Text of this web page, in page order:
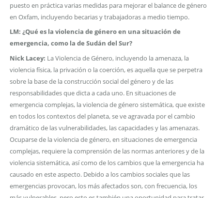
puesto en práctica varias medidas para mejorar el balance de género
en Oxfam, incluyendo becarias y trabajadoras a medio tiempo.
LM: ¿Qué es la violencia de género en una situación de
emergencia, como la de Sudán del Sur?
Nick Lacey: La Violencia de Género, incluyendo la amenaza, la
violencia física, la privación o la coerción, es aquella que se perpetra
sobre la base de la construcción social del género y de las
responsabilidades que dicta a cada uno. En situaciones de
emergencia complejas, la violencia de género sistemática, que existe
en todos los contextos del planeta, se ve agravada por el cambio
dramático de las vulnerabilidades, las capacidades y las amenazas.
Ocuparse de la violencia de género, en situaciones de emergencia
complejas, requiere la comprensión de las normas anteriores y de la
violencia sistemática, así como de los cambios que la emergencia ha
causado en este aspecto. Debido a los cambios sociales que las
emergencias provocan, los más afectados son, con frecuencia, los